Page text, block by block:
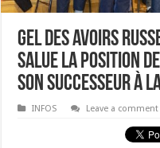
Gel des avoirs
salue la position
son successeur à
INFOS Leave a comment